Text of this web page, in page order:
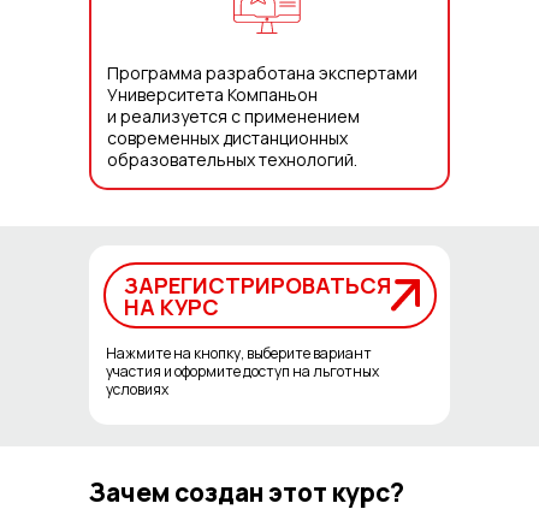
Программа разработана экспертами
Университета Компаньон
и реализуется с применением
современных дистанционных
образовательных технологий.
ЗАРЕГИСТРИРОВАТЬСЯ
НА КУРС
ЗАРЕГИСТРИРОВАТЬСЯ
НА КУРС
Нажмите на кнопку, выберите вариант
участия и оформите доступ на льготных
условиях
Зачем создан этот курс?